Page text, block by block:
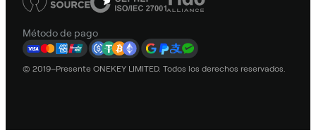
Método de pago
© 2019–Presente ONEKEY LIMITED. Todos los derechos reservados.